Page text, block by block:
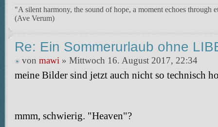
"A silent harmony, the sound of hope, a moment echoes through
(Ave Verum)
Re: Ein Sommerurlaub ohne
von mawi » Mittwoch 16. August 2017, 22:34
meine Bilder sind jetzt auch nicht so technisch
mmm, schwierig. "Heaven"?